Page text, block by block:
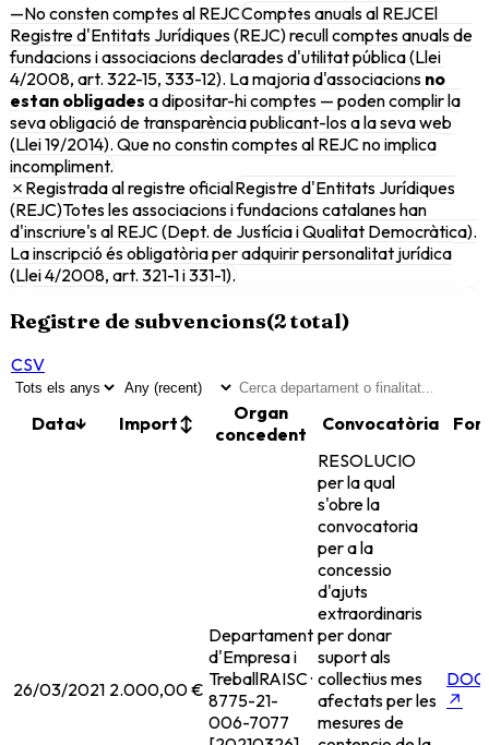
—No consten comptes al REJCComptes anuals al REJCEl
Registre d'Entitats Jurídiques (REJC) recull comptes anuals de
fundacions i associacions declarades d'utilitat pública (Llei
4/2008, art. 322-15, 333-12). La majoria d'associacions no
estan obligades a dipositar-hi comptes — poden complir la
seva obligació de transparència publicant-los a la seva web
(Llei 19/2014). Que no constin comptes al REJC no implica
incompliment.
✗ Registrada al registre oficialRegistre d'Entitats Jurídiques
(REJC)Totes les associacions i fundacions catalanes han
d'inscriure's al REJC (Dept. de Justícia i Qualitat Democràtica).
La inscripció és obligatòria per adquirir personalitat jurídica
(Llei 4/2008, art. 321-1 i 331-1).
Registre de subvencions(2total)
CSV
Data↓ Import↕
Organ
concedent
Convocatòria
26/03/2021 2.000,00 €
Departament
d'Empresa i
TreballRAISC ·
8775-21-
006-7077
RESOLUCIO
per la qual
s'obre la
convocatoria
per a la
concessio
d'ajuts
extraordinaris
per donar
suport als
collectius mes
afectats per les
mesures de
↗